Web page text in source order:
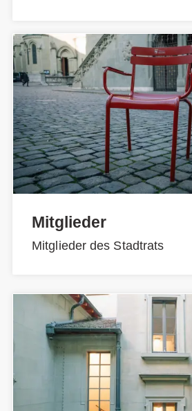
Mitglieder
Mitglieder des Stadtrats